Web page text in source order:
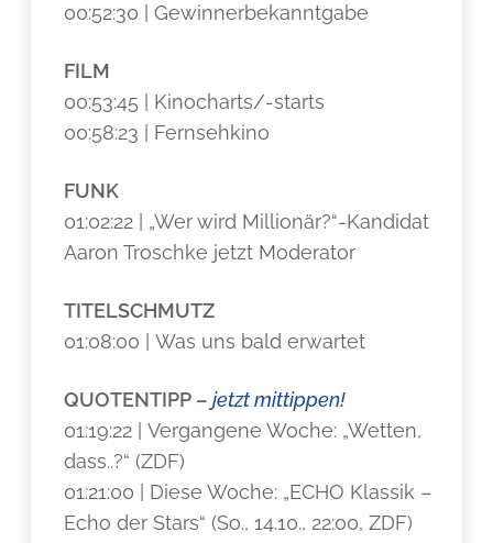
00:52:30 | Gewinnerbekanntgabe
FILM
00:53:45 | Kinocharts/-starts
00:58:23 | Fernsehkino
FUNK
01:02:22 | „Wer wird Millionär?“-Kandidat
Aaron Troschke jetzt Moderator
TITELSCHMUTZ
01:08:00 | Was uns bald erwartet
QUOTENTIPP –jetzt mittippen!
01:19:22 | Vergangene Woche: „Wetten,
dass..?“ (ZDF)
01:21:00 | Diese Woche: „ECHO Klassik –
Echo der Stars“ (So., 14.10., 22:00, ZDF)